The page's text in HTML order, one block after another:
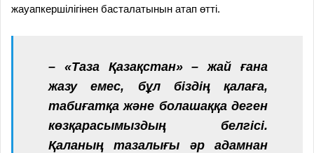
жауапкершілігінен басталатынын атап өтті.
– «Таза Қазақстан» – жай ғана
жазу емес, бұл біздің қалаға,
табиғатқа және болашаққа деген
көзқарасымыздың белгісі.
Қаланың тазалығы әр адамнан